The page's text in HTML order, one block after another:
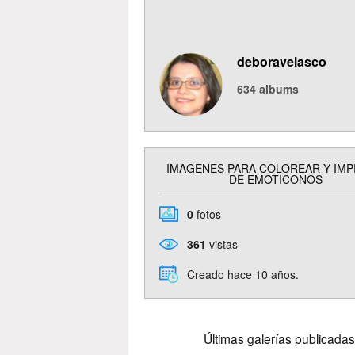
deboravelasco
634 albums
IMAGENES PARA COLOREAR Y
DE EMOTICONOS
0 fotos
361 vistas
Creado hace 10 años.
Últimas galerías publicadas